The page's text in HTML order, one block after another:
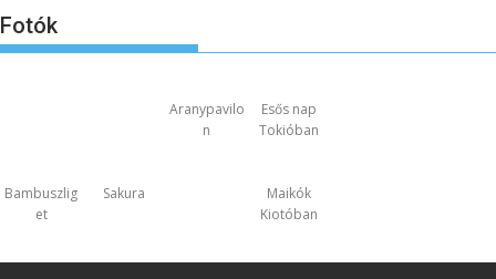
Fotók
Aranypavilo
n
Esős nap
Tokióban
Bambuszlig
et
Sakura
Maikók
Kiotóban